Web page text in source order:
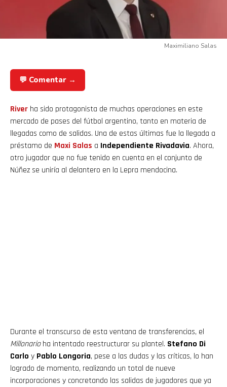
Maximiliano Salas
💬 Comentar →
River ha sido protagonista de muchas operaciones en este
mercado de pases del fútbol argentino, tanto en materia de
llegadas como de salidas. Una de estas últimas fue la llegada a
préstamo de Maxi Salas a Independiente Rivadavia. Ahora,
otro jugador que no fue tenido en cuenta en el conjunto de
Núñez se uniría al delantero en la Lepra mendocina.
Durante el transcurso de esta ventana de transferencias, el
Millonarioha intentado reestructurar su plantel. Stefano Di
Carlo y Pablo Longoria, pese a las dudas y las críticas, lo han
logrado de momento, realizando un total de nueve
incorporaciones y concretando las salidas de jugadores que ya